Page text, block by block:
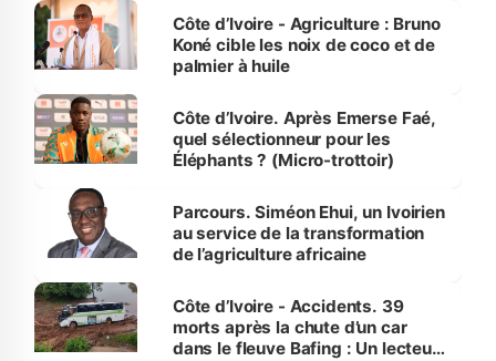
Côte d’Ivoire - Agriculture : Bruno
Koné cible les noix de coco et de
palmier à huile
Côte d’Ivoire. Après Emerse Faé,
quel sélectionneur pour les
Éléphants ? (Micro-trottoir)
Parcours. Siméon Ehui, un Ivoirien
au service de la transformation
de l’agriculture africaine
Côte d’Ivoire - Accidents. 39
morts après la chute d’un car
dans le fleuve Bafing : Un lecteur